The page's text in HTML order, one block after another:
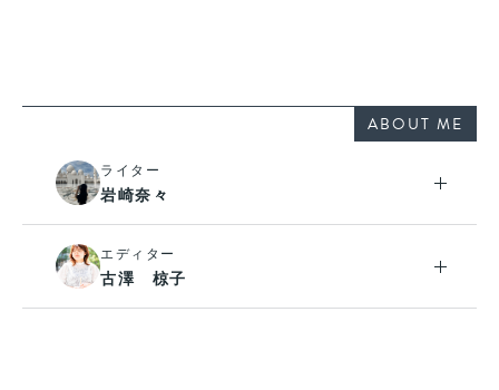
ABOUT ME
ライター
岩崎奈々
エディター
古澤 椋子